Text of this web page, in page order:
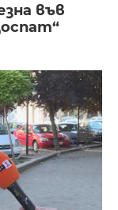
във